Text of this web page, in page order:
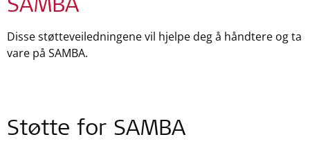
SAMBA
Disse støtteveiledningene vil hjelpe deg å håndtere og ta
vare på SAMBA.
Støtte for SAMBA